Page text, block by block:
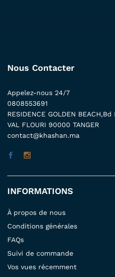
Nous Contacter
Appelez-nous 24/7
0808553691
RESIDENCE GOLDEN BEACH,Bd
VAL FLOURI 90000 TANGER
contact@khashan.ma
INFORMATIONS
À propos de nous
Conditions générales
FAQs
Suivi de commande
Vos vues récemment